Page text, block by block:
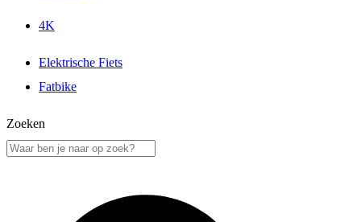
4K
Elektrische Fiets
Fatbike
Zoeken